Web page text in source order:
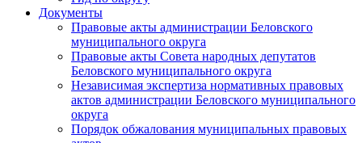
Документы
Правовые акты администрации Беловского
муниципального округа
Правовые акты Совета народных депутатов
Беловского муниципального округа
Независимая экспертиза нормативных правовых
актов администрации Беловского муниципального
округа
Порядок обжалования муниципальных правовых